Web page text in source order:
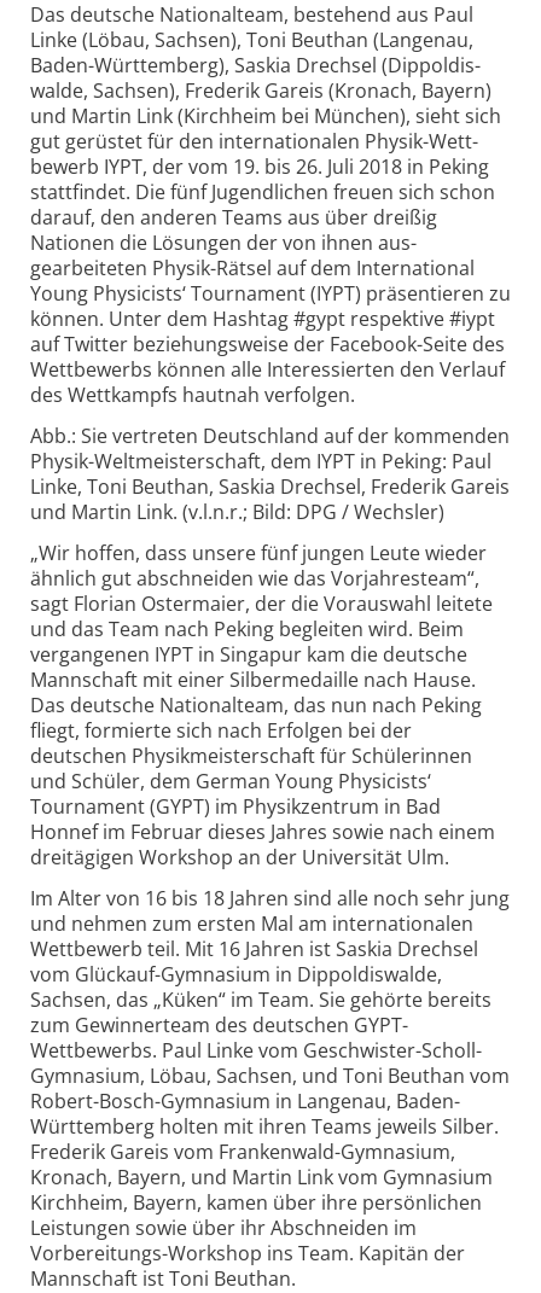
Das deutsche Nationalteam, bestehend aus Paul
Linke (Löbau, Sachsen), Toni Beuthan (Langenau,
Baden-Württem­berg), Saskia Drechsel (Dippoldis­
walde, Sachsen), Frederik Gareis (Kronach, Bayern)
und Martin Link (Kirchheim bei München), sieht sich
gut gerüstet für den inter­nationalen Physik-Wett­
bewerb IYPT, der vom 19. bis 26. Juli 2018 in Peking
stattfindet. Die fünf Jugendlichen freuen sich schon
darauf, den anderen Teams aus über dreißig
Nationen die Lösungen der von ihnen aus­
gearbeiteten Physik-Rätsel auf dem Inter­national
Young Physicists‘ Tournament (IYPT) präsentieren zu
können. Unter dem Hashtag #gypt respektive #iypt
auf Twitter beziehungsweise der Facebook-Seite des
Wettbewerbs können alle Interessierten den Verlauf
des Wettkampfs hautnah verfolgen.
Abb.: Sie vertreten Deutschland auf der kommenden
Physik-Welt­meisterschaft, dem IYPT in Peking: Paul
Linke, Toni Beuthan, Saskia Drechsel, Frederik Gareis
und Martin Link. (v.l.n.r.; Bild: DPG / Wechsler)
„Wir hoffen, dass unsere fünf jungen Leute wieder
ähnlich gut abschneiden wie das Vorjahres­team“,
sagt Florian Ostermaier, der die Voraus­wahl leitete
und das Team nach Peking begleiten wird. Beim
vergangenen IYPT in Singapur kam die deutsche
Mannschaft mit einer Silber­medaille nach Hause.
Das deutsche Nationalteam, das nun nach Peking
fliegt, formierte sich nach Erfolgen bei der
deutschen Physik­meisterschaft für Schülerinnen
und Schüler, dem German Young Physicists‘
Tournament (GYPT) im Physikzentrum in Bad
Honnef im Februar dieses Jahres sowie nach einem
drei­tägigen Workshop an der Universität Ulm.
Im Alter von 16 bis 18 Jahren sind alle noch sehr jung
und nehmen zum ersten Mal am inter­nationalen
Wettbewerb teil. Mit 16 Jahren ist Saskia Drechsel
vom Glückauf-Gymnasium in Dippoldis­walde,
Sachsen, das „Küken“ im Team. Sie gehörte bereits
zum Gewinner­team des deutschen GYPT-
Wettbewerbs. Paul Linke vom Geschwister-Scholl-
Gymnasium, Löbau, Sachsen, und Toni Beuthan vom
Robert-Bosch-Gymnasium in Langenau, Baden-
Württemberg holten mit ihren Teams jeweils Silber.
Frederik Gareis vom Franken­wald-Gymnasium,
Kronach, Bayern, und Martin Link vom Gymnasium
Kirchheim, Bayern, kamen über ihre persönlichen
Leistungen sowie über ihr Abschneiden im
Vorbereitungs-Workshop ins Team. Kapitän der
Mannschaft ist Toni Beuthan.